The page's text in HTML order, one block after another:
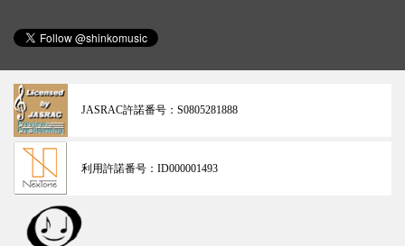
JASRAC許諾番号： S0805281888
利用許諾番号： ID000001493